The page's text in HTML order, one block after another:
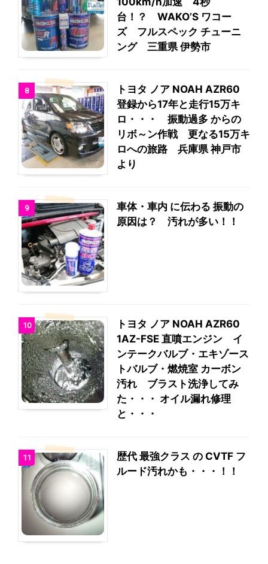
台！？ WAKO’S ワコー
ズ フルスペック チューニ
ング 三重県 伊勢市
8
トヨタ ノア NOAH AZR60
登録から17年と走行15万キ
ロ・・・ 振動過多 からの
リボ～ン作戦 更なる15万キ
ロへの旅路 兵庫県 神戸市
より
9
車体・車内 に伝わる 振動の
原因は？ 汚れが多い！！
10
トヨタ ノア NOAH AZR60
1AZ-FSE 直噴エンジン イ
ンテークバルブ・エキゾース
トバルブ・燃焼室 カーボン
汚れ ブラスト洗浄してみ
た・・・ オイル漏れ修理
と・・・
11
歴代 最強クラス の CVTF フ
ルード汚れかも・・・！！